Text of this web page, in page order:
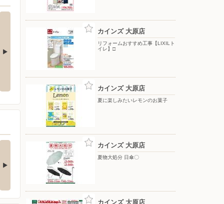
夏物大処分 ポップアップテント
酒類合同キャンペ
酒類合同キャンペーン
中！ 抽選で最大…
カインズ 大原店
リフォームおすすめ工事【LIXILト
イレ】□
カインズ 大原店
夏に楽しみたいレモンのお菓子
カインズ 大原店
夏物大処分 日傘〇
カインズ 大原店